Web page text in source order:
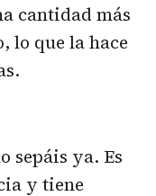
cantidad más
lo que la hace
sepáis ya. Es
y tiene